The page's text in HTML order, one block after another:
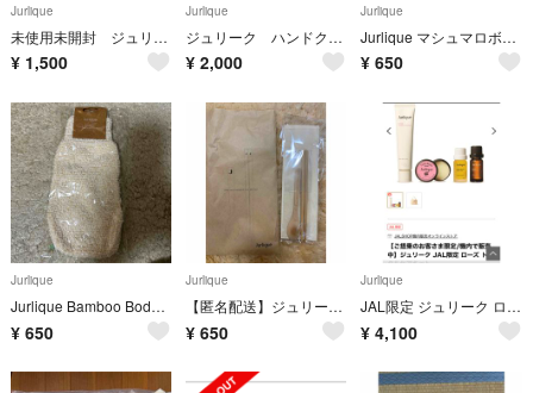
Jurlique
未使用未開封 ジュリーク ハーバルアイオイル
¥ 1,500
Jurlique
ジュリーク ハンドクリーム ローズ 新品未使用
¥ 2,000
Jurlique
Jurlique マシュマロボディタオル 23cm x 100cm
¥ 650
Jurlique
Jurlique Bamboo Body Mitten
¥ 650
Jurlique
【匿名配送】ジュリーク バンブーカトラリーセット
¥ 650
Jurlique
JAL限定 ジュリーク ローズトータルケアキット
¥ 4,100